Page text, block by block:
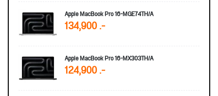
Apple MacBook Pro 16-MGE74TH/A
134,900 .-
Apple MacBook Pro 16-MX303TH/A
124,900 .-